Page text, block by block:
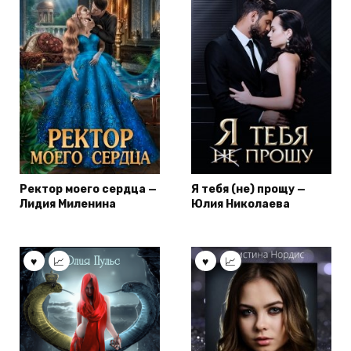
Ректор моего сердца —
Лидия Миленина
Я тебя (не) прощу —
Юлия Николаева